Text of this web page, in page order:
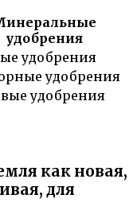
удобрения
удобрения
удобрения
удобрения
как новая,
для